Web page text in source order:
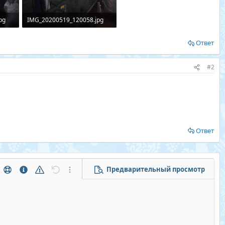
IMG_20200519_120058.jpg
Ответ
#2
Ответ
ПомощьИнформация
Предупреждение
ОтменитьДополнительные параметры...
Предварительный просмотр